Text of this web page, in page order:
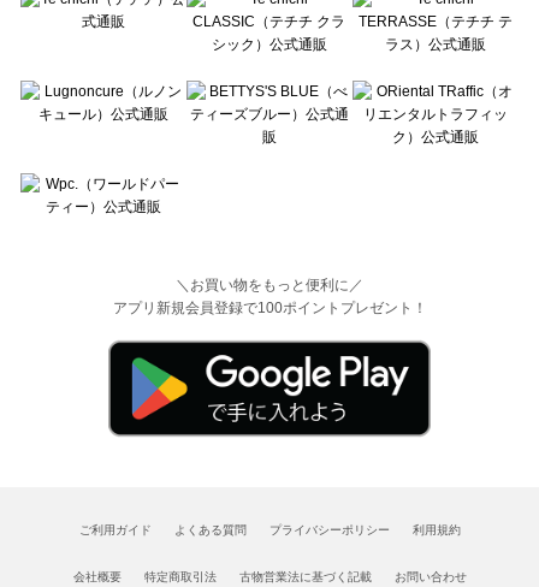
＼お買い物をもっと便利に／
アプリ新規会員登録で100ポイントプレゼント！
ご利用ガイド よくある質問 プライバシーポリシー 利用規約
会社概要 特定商取引法 古物営業法に基づく記載 お問い合わせ